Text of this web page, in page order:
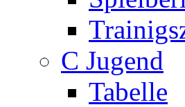
C Jugend
Tabelle